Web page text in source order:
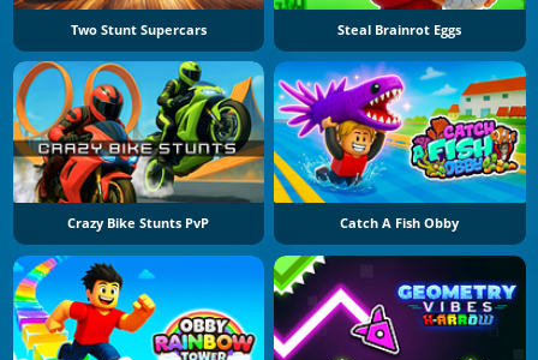
Two Stunt Supercars Steal Brainrot Eggs
Crazy Bike Stunts PvP Catch A Fish Obby